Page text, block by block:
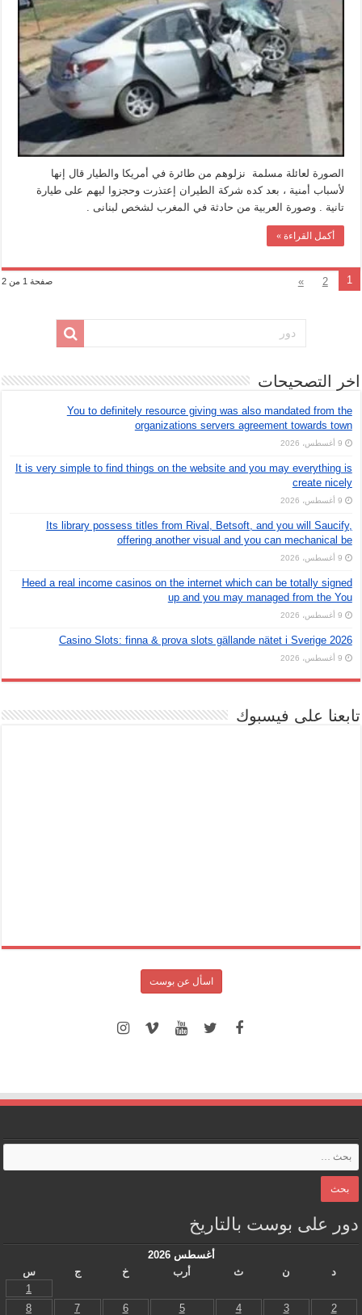
الصورة لعائلة مسلمة نزلوهم من طائرة في أمريكا والطيار قال إنها
لأسباب أمنية ، بعد كده شركة الطيران إعتذرت وحجزوا ليهم على طيارة
تانية . وصورة العربية من حادثة في المغرب لشخص لبنانى .
أكمل القراءة »
صفحة 1 من 2 1
2
»
اخر التصحيحات
You to definitely resource giving was also mandated from the
organizations servers agreement towards town
9 أغسطس، 2026
It is very simple to find things on the website and you may everything is
create nicely
9 أغسطس، 2026
Its library possess titles from Rival, Betsoft, and you will Saucify,
offering another visual and you can mechanical be
9 أغسطس، 2026
Heed a real income casinos on the internet which can be totally signed
up and you may managed from the You
9 أغسطس، 2026
Casino Slots: finna & prova slots gällande nätet i Sverige 2026
9 أغسطس، 2026
تابعنا على فيسبوك
اسأل عن بوست
دور على بوست بالتاريخ
أغسطس 2026
د
ن ث أرب خ ج
س
1
2
3
4
5
6
7
8